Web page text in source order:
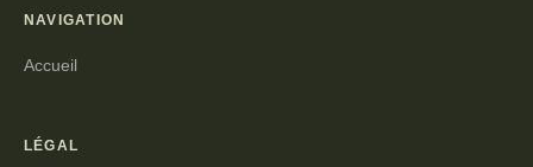
NAVIGATION
Accueil
LÉGAL